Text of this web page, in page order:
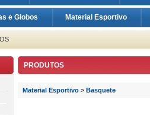
e Globos Material Esportivo
PRODUTOS
Material Esportivo > Basquete